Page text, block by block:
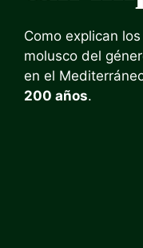
Como explican
molusco del
en el
200 años.